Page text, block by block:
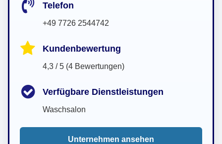
Telefon
+49 7726 2544742
Kundenbewertung
4,3 / 5 (4 Bewertungen)
Verfügbare Dienstleistungen
Waschsalon
Unternehmen ansehen